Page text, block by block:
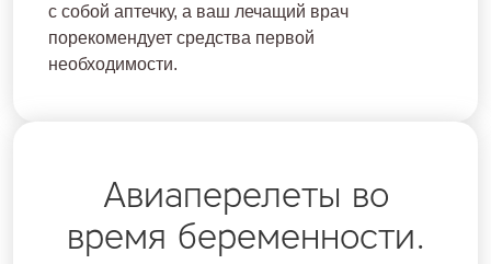
с собой аптечку, а ваш лечащий врач
порекомендует средства первой
необходимости.
Авиаперелеты во
время беременности.